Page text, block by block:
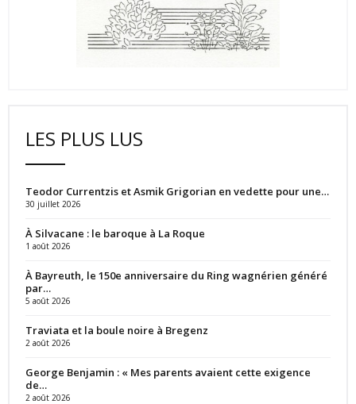
LES PLUS LUS
Teodor Currentzis et Asmik Grigorian en vedette pour une…
30 juillet 2026
À Silvacane : le baroque à La Roque
1 août 2026
À Bayreuth, le 150e anniversaire du Ring wagnérien généré
par…
5 août 2026
Traviata et la boule noire à Bregenz
2 août 2026
George Benjamin : « Mes parents avaient cette exigence
de…
2 août 2026